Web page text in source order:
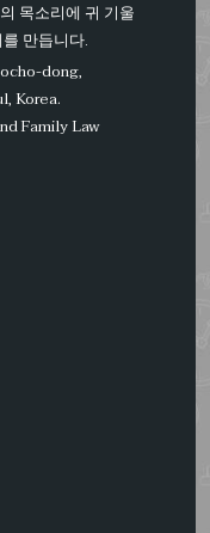
목소리에 귀 기울
만듭니다.
dong,
Korea.
Family Law